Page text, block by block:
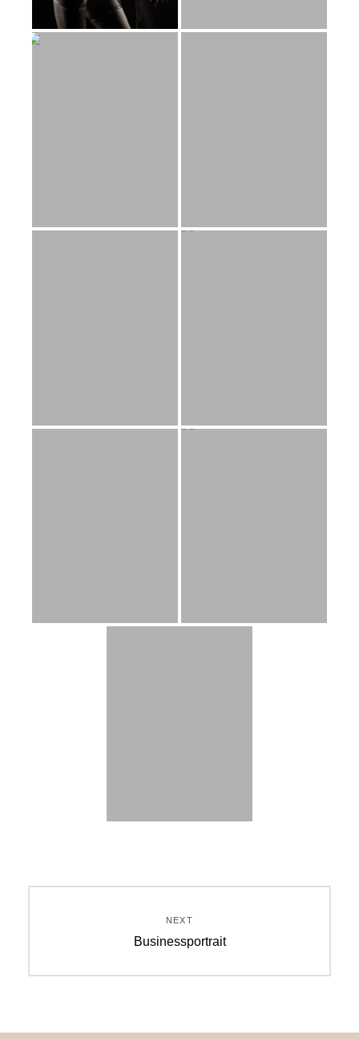
Beitrags-
Navigation
NEXT
Next
Businessportrait